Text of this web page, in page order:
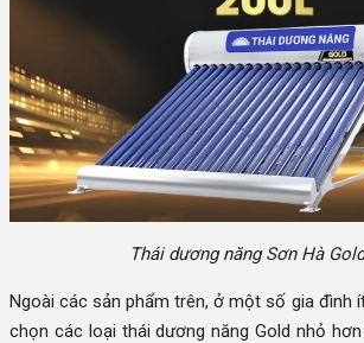
Thái dương năng Sơn Hà
Ngoài các sản phẩm trên, ở một số gia đình
chọn các loại thái dương năng Gold nhỏ